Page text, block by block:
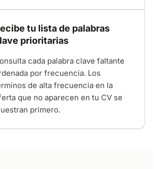
tu lista de palabras
prioritarias
cada palabra clave faltante
por frecuencia. Los
de alta frecuencia en la
que no aparecen en tu CV se
primero.